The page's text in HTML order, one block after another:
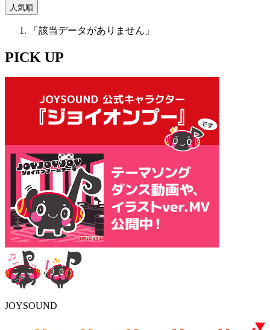
人気順
「該当データがありません」
PICK UP
JOYSOUND